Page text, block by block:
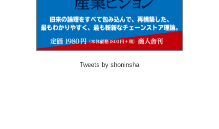
Tweets by shoninsha